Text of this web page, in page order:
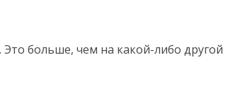
больше, чем на какой-либо другой